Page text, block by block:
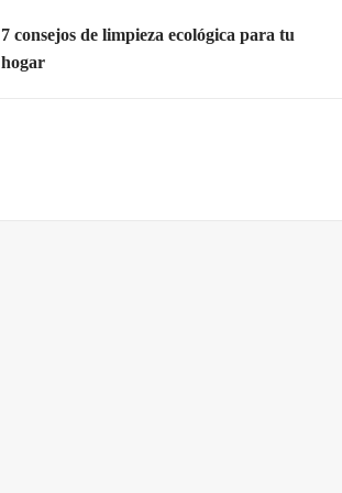
7 consejos de limpieza ecológica para tu
hogar